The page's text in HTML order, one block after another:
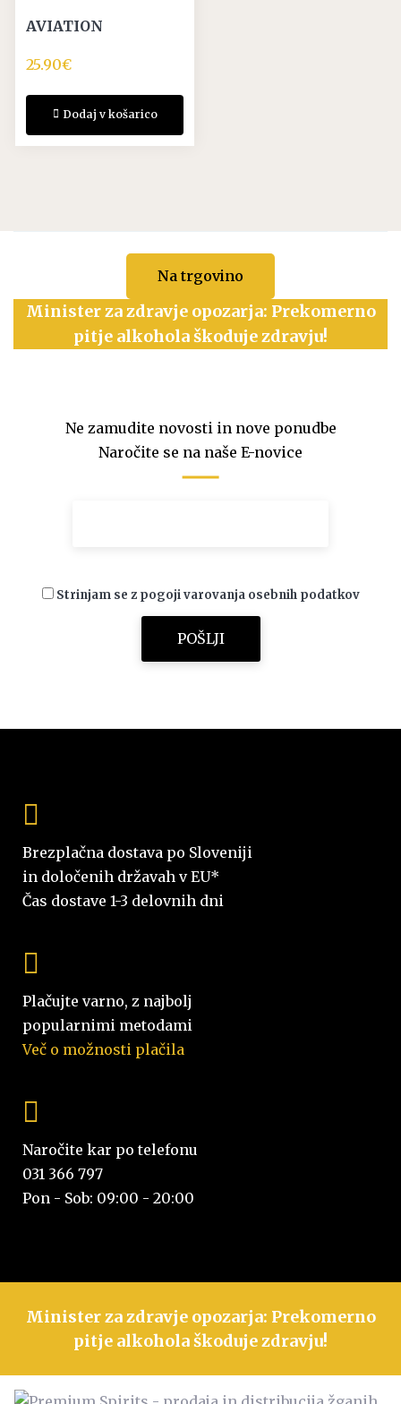
AVIATION
25.90€
Dodaj v košarico
Na trgovino
Minister za zdravje opozarja: Prekomerno
pitje alkohola škoduje zdravju!
Ne zamudite novosti in nove ponudbe
Naročite se na naše E-novice
Strinjam se z pogoji varovanja osebnih podatkov
Brezplačna dostava po Sloveniji
in določenih državah v EU*
Čas dostave 1-3 delovnih dni
Plačujte varno, z najbolj
popularnimi metodami
Več o možnosti plačila
Naročite kar po telefonu
031 366 797
Pon - Sob: 09:00 - 20:00
Minister za zdravje opozarja: Prekomerno
pitje alkohola škoduje zdravju!